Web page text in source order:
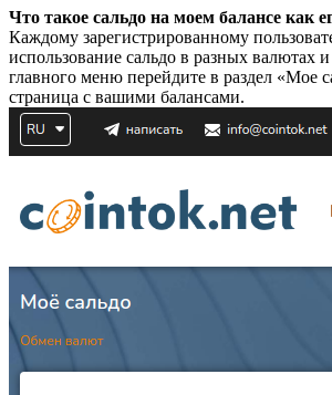
Что такое сальдо на моем балансе как
Каждому зарегистрированному
использование сальдо в разных валютах
главного меню перейдите в раздел «Мое
страница с вашими балансами.